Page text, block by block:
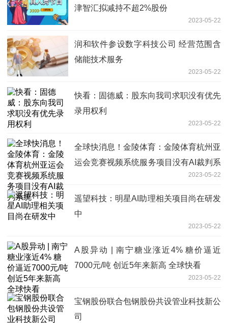
津智汇拟减持不超2%股份
2023-05-22
润和软件参设数字科技公司 经营范围含
储能技术服务
2023-05-22
快看：固德威：股东向我司求职没有优先
录用权利
2023-05-22
全球快消息！金陵体育：金陵体育杭州亚
运会竞赛视频系统服务项目没有AI裁判系
2023-05-22
遥望科技：明星AI助理相关项目尚在研发
中
2023-05-22
A股异动 | 南宁糖业涨近4% 糖价逼近
7000元/吨 创近5年来新高 全球快看
2023-05-22
宝钢股份联合包钢股份共设管业科技新公
司